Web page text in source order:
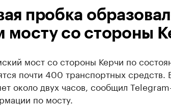
пробка
мосту со стороны
мост со стороны Керчи по
почти 400 транспортных средств.
около двух часов, сообщил
по мосту.